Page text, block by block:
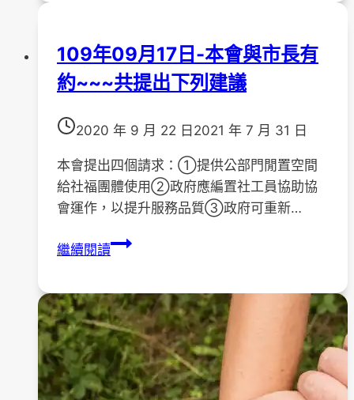
得-
許
美
&
李
信
109年09月17日-本會與市長有
約~~~共提出下列建議
2020 年 9 月 22 日 2021 年 7 月 31 日
本會提出四個請求：①提供公部門閒置空間
給社福團體使用②政府應編置社工員協助協
會運作，以提升服務品質③政府可重新…
繼續閱讀109
月
17
日-
本
會